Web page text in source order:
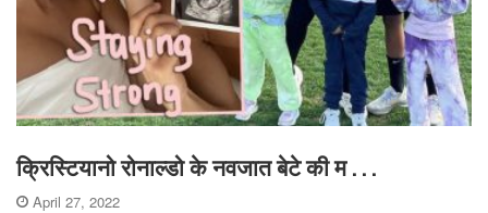
क्रिस्टियानो रोनाल्डो के नवजात बेटे की म . . .
April 27, 2022